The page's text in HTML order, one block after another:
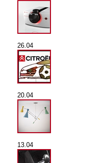
26.04
20.04
13.04